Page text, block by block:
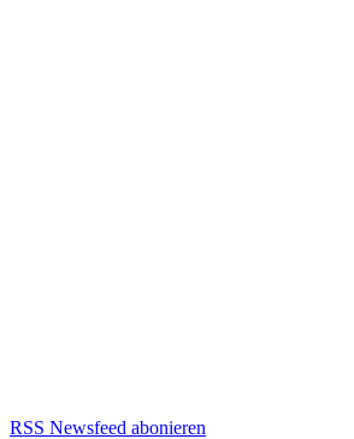
RSS Newsfeed abonieren